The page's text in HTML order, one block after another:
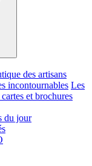
des artisans
incontournables Les
et brochures
du jour